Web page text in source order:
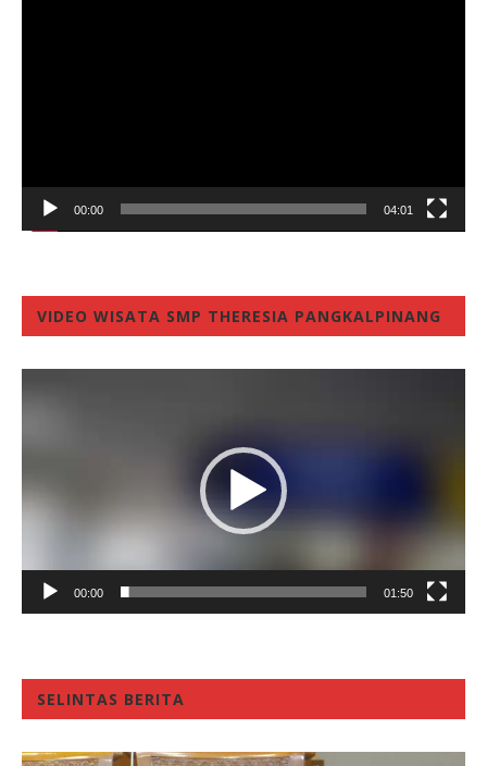
00:00 04:01
VIDEO WISATA SMP THERESIA PANGKALPINANG
00:00 01:50
SELINTAS BERITA